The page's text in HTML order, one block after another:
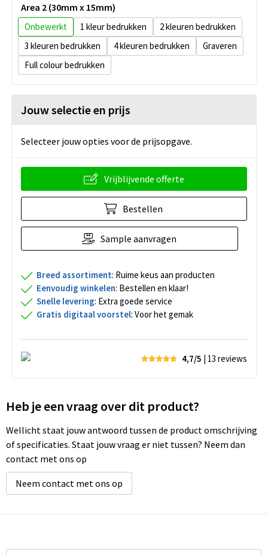
Area 2 (30mm x 15mm)
Onbewerkt 1
2
3
4
Graveren
Full colour
Jouw selectie en prijs
Selecteer jouw opties voor de prijsopgave.
Vrijblijvende offerte
Bestellen
Sample aanvragen
Breed assortiment: Ruime keus aan producten
Eenvoudig winkelen: Bestellen en klaar!
Snelle levering: Extra goede service
Gratis digitaal voorstel: Voor het gemak
4,7/5 | 13 reviews
Heb je een vraag over dit product?
Wellicht staat jouw antwoord tussen de product omschrijving
of specificaties. Staat jouw vraag er niet tussen? Neem dan
contact met ons op
Neem contact met ons op